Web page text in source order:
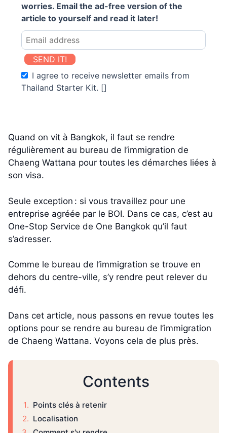
worries. Email the ad-free version of the
article to yourself and read it later!
SEND IT!
I agree to receive newsletter emails from
Thailand Starter Kit. []
Quand on vit à Bangkok, il faut se rendre
régulièrement au bureau de l’immigration de
Chaeng Wattana pour toutes les démarches liées à
son visa.
Seule exception : si vous travaillez pour une
entreprise agréée par le BOI. Dans ce cas, c’est au
One-Stop Service de One Bangkok qu’il faut
s’adresser.
Comme le bureau de l’immigration se trouve en
dehors du centre-ville, s’y rendre peut relever du
défi.
Dans cet article, nous passons en revue toutes les
options pour se rendre au bureau de l’immigration
de Chaeng Wattana. Voyons cela de plus près.
Contents
Points clés à retenir
Localisation